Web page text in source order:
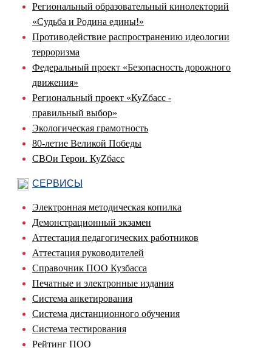
Региональный образовательный кинолекторий
«Судьба и Родина едины!»
Противодействие распространению идеологии
терроризма
Федеральный проект «Безопасность дорожного
движения»
Региональный проект «КуZбасс -
правильный выбор»
Экологическая грамотность
80-летие Великой Победы
СВОи Герои. КуZбасс
СЕРВИСЫ
Электронная методическая копилка
Демонстрационный экзамен
Аттестация педагогических работников
Аттестация руководителей
Справочник ПОО Кузбасса
Печатные и электронные издания
Система анкетирования
Система дистанционного обучения
Система тестирования
Рейтинг ПОО